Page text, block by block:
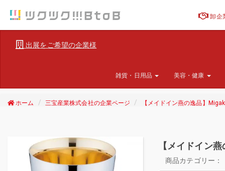
卸企
出展をご希望の企業様
雑貨・日用品 美容・健康
ホーム 三宝産業株式会社の企業ページ 【メイドイン燕の逸品】
【メイドイン
商品カテゴリー：